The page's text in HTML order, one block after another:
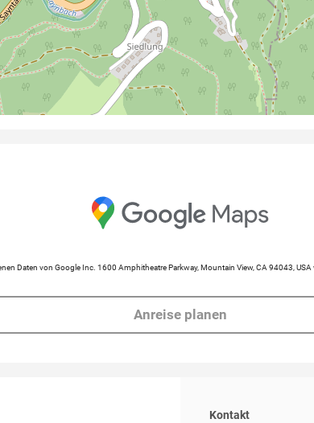
Daten von Google Inc. 1600 Amphitheatre Parkway, Mountain View, CA 94043,
Anreise planen
Kontakt